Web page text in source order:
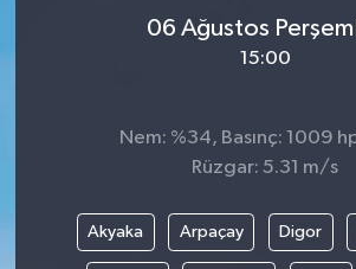
06 Ağustos
15:00
Nem: %34, Basınç: 1009
Rüzgar: 5.31 m/s
Akyaka Arpaçay Digor
Gizlilik Sözleşmesi